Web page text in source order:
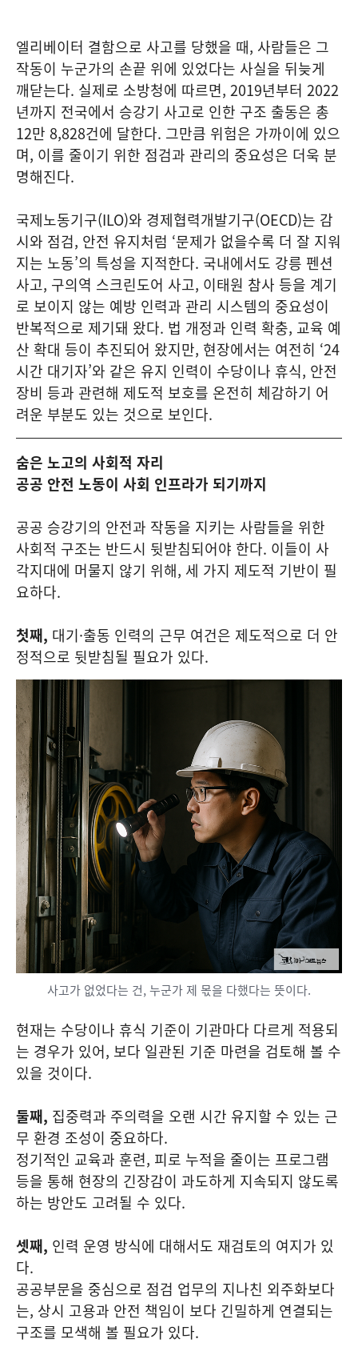
엘리베이터 결함으로 사고를 당했을 때, 사람들은 그
작동이 누군가의 손끝 위에 있었다는 사실을 뒤늦게
깨닫는다. 실제로 소방청에 따르면, 2019년부터 2022
년까지 전국에서 승강기 사고로 인한 구조 출동은 총
12만 8,828건에 달한다. 그만큼 위험은 가까이에 있으
며, 이를 줄이기 위한 점검과 관리의 중요성은 더욱 분
명해진다.
국제노동기구(ILO)와 경제협력개발기구(OECD)는 감
시와 점검, 안전 유지처럼 ‘문제가 없을수록 더 잘 지워
지는 노동’의 특성을 지적한다. 국내에서도 강릉 펜션
사고, 구의역 스크린도어 사고, 이태원 참사 등을 계기
로 보이지 않는 예방 인력과 관리 시스템의 중요성이
반복적으로 제기돼 왔다. 법 개정과 인력 확충, 교육 예
산 확대 등이 추진되어 왔지만, 현장에서는 여전히 ‘24
시간 대기자’와 같은 유지 인력이 수당이나 휴식, 안전
장비 등과 관련해 제도적 보호를 온전히 체감하기 어
려운 부분도 있는 것으로 보인다.
숨은 노고의 사회적 자리
공공 안전 노동이 사회 인프라가 되기까지
공공 승강기의 안전과 작동을 지키는 사람들을 위한
사회적 구조는 반드시 뒷받침되어야 한다. 이들이 사
각지대에 머물지 않기 위해, 세 가지 제도적 기반이 필
요하다.
첫째, 대기·출동 인력의 근무 여건은 제도적으로 더 안
정적으로 뒷받침될 필요가 있다.
사고가 없었다는 건, 누군가 제 몫을 다했다는 뜻이다.
현재는 수당이나 휴식 기준이 기관마다 다르게 적용되
는 경우가 있어, 보다 일관된 기준 마련을 검토해 볼 수
있을 것이다.
둘째, 집중력과 주의력을 오랜 시간 유지할 수 있는 근
무 환경 조성이 중요하다.
정기적인 교육과 훈련, 피로 누적을 줄이는 프로그램
등을 통해 현장의 긴장감이 과도하게 지속되지 않도록
하는 방안도 고려될 수 있다.
셋째, 인력 운영 방식에 대해서도 재검토의 여지가 있
다.
공공부문을 중심으로 점검 업무의 지나친 외주화보다
는, 상시 고용과 안전 책임이 보다 긴밀하게 연결되는
구조를 모색해 볼 필요가 있다.